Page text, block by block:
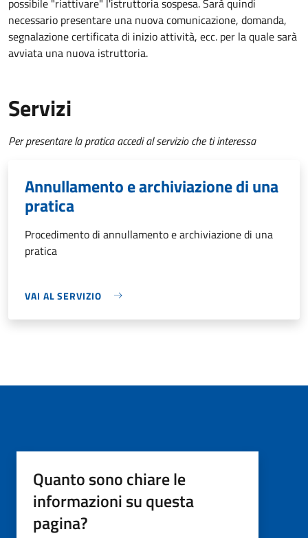
necessario presentare una nuova comunicazione, domanda,
segnalazione certificata di inizio attività, ecc. per la quale sarà
avviata una nuova istruttoria.
Servizi
Per presentare la pratica accedi al servizio che ti interessa
Annullamento e archiviazione di una
pratica
Procedimento di annullamento e archiviazione di una
pratica
VAI AL SERVIZIO
Quanto sono chiare le
informazioni su questa
pagina?